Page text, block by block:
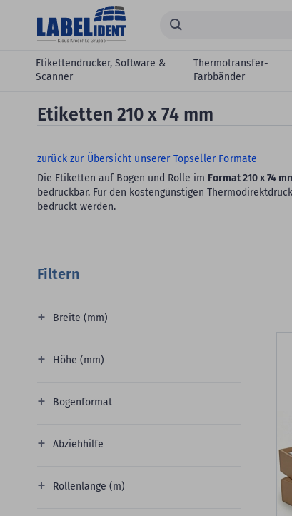
Zum Hauptinhalt springen
Suchen...
Etikettendrucker, Software &
Scanner
Thermotransfer-
Farbbänder
Etiketten 210 x 74 mm
zurück zur Übersicht unserer Topseller Formate
Die Etiketten auf Bogen und Rolle im Format 210 x 74
bedruckbar. Für den kostengünstigen
bedruckt werden.
Filtern
Breite (mm)
Höhe (mm)
Bogenformat
Abziehhilfe
Rollenlänge (m)